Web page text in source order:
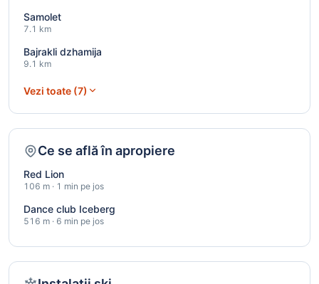
Samolet
7.1 km
Bajrakli dzhamija
9.1 km
Vezi toate (7)
Ce se află în apropiere
Red Lion
106 m · 1 min pe jos
Dance club Iceberg
516 m · 6 min pe jos